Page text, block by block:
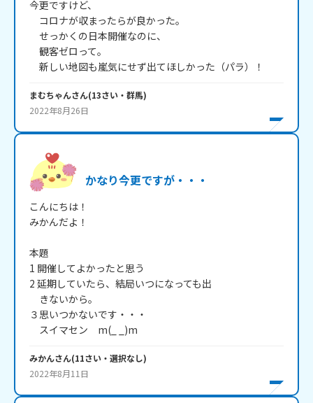
今更ですけど、
コロナが収まったらが良かった。
せっかくの日本開催なのに、
観客ゼロって。
新しい地図も嵐気にせず出てほしかった（パラ）！
まむちゃんさん(13さい・ 群馬)
2022年8月26日
かなり今更ですが・・・
こんにちは！
みかんだよ！
本題
1 開催してよかったと思う
2 延期していたら、結局いつになっても出
きないから。
３思いつかないです・・・
スイマセン　m(_ _)m
みかんさん(11さい・ 選択なし)
2022年8月11日